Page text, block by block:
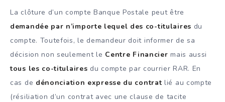
La clôture d’un compte Banque Postale peut être
demandée par n’importe lequel des co-titulaires du
compte. Toutefois, le demandeur doit informer de sa
décision non seulement le Centre Financier mais aussi
tous les co-titulaires du compte par courrier RAR. En
cas de dénonciation expresse du contrat lié au compte
(résiliation d’un contrat avec une clause de tacite